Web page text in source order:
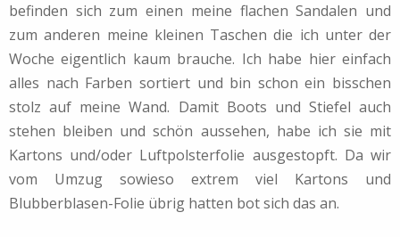
befinden sich zum einen meine flachen Sandalen und
zum anderen meine kleinen Taschen die ich unter der
Woche eigentlich kaum brauche. Ich habe hier einfach
alles nach Farben sortiert und bin schon ein bisschen
stolz auf meine Wand. Damit Boots und Stiefel auch
stehen bleiben und schön aussehen, habe ich sie mit
Kartons und/oder Luftpolsterfolie ausgestopft. Da wir
vom Umzug sowieso extrem viel Kartons und
Blubberblasen-Folie übrig hatten bot sich das an.